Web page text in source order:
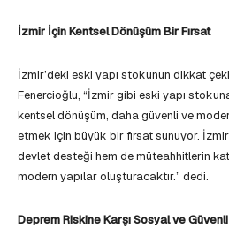
İzmir İçin Kentsel Dönüşüm Bir Fırsat
İzmir’deki eski yapı stokunun dikkat
Fenercioğlu, “İzmir gibi eski yapı
kentsel dönüşüm, daha güvenli ve
etmek için büyük bir fırsat sunuyor.
devlet desteği hem de müteahhitlerin
modern yapılar oluşturacaktır.” dedi.
Deprem Riskine Karşı Sosyal ve